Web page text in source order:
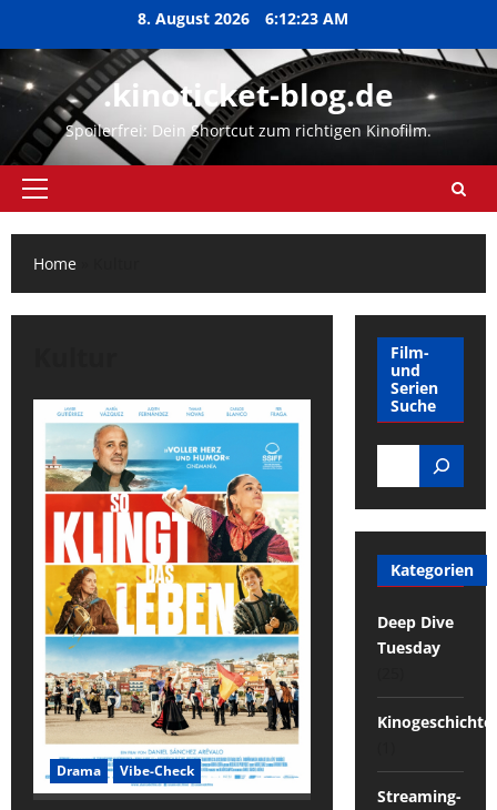
springen
8. August 2026 6:12:24 AM
.kinoticket-blog.de
Spoilerfrei: Dein Shortcut zum richtigen Kinofilm.
Primäres
Home
Drama Vibe-Check
Film-
und
Serien
Suche
Search
Kategorien
Deep Dive
Tuesday
Kinogeschichte
Streaming-